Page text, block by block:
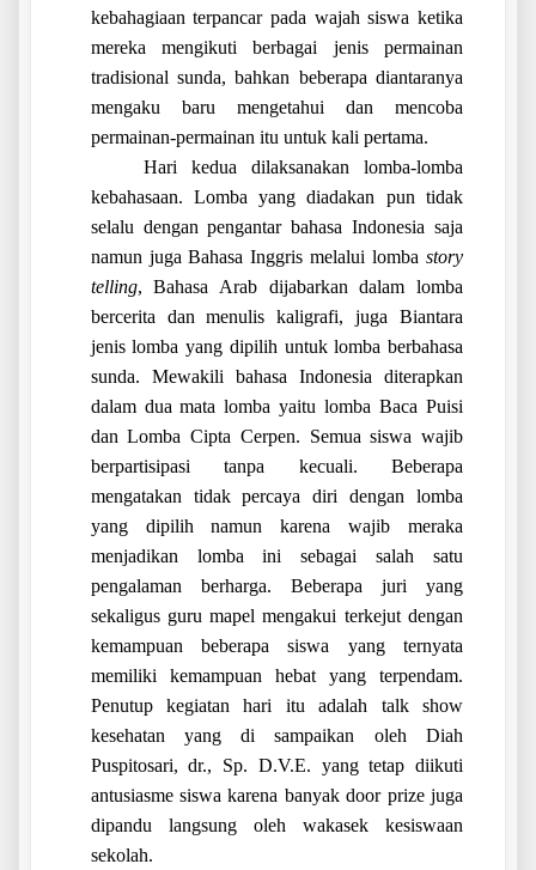
kebahagiaan terpancar pada wajah siswa ketika
mereka mengikuti berbagai jenis permainan
tradisional sunda, bahkan beberapa diantaranya
mengaku baru mengetahui dan mencoba
permainan-permainan itu untuk kali pertama.
Hari kedua dilaksanakan lomba-lomba
kebahasaan. Lomba yang diadakan pun tidak
selalu dengan pengantar bahasa Indonesia saja
namun juga Bahasa Inggris melalui lomba story
telling, Bahasa Arab dijabarkan dalam lomba
bercerita dan menulis kaligrafi, juga Biantara
jenis lomba yang dipilih untuk lomba berbahasa
sunda. Mewakili bahasa Indonesia diterapkan
dalam dua mata lomba yaitu lomba Baca Puisi
dan Lomba Cipta Cerpen. Semua siswa wajib
berpartisipasi tanpa kecuali. Beberapa
mengatakan tidak percaya diri dengan lomba
yang dipilih namun karena wajib meraka
menjadikan lomba ini sebagai salah satu
pengalaman berharga. Beberapa juri yang
sekaligus guru mapel mengakui terkejut dengan
kemampuan beberapa siswa yang ternyata
memiliki kemampuan hebat yang terpendam.
Penutup kegiatan hari itu adalah talk show
kesehatan yang di sampaikan oleh Diah
Puspitosari, dr., Sp. D.V.E. yang tetap diikuti
antusiasme siswa karena banyak door prize juga
dipandu langsung oleh wakasek kesiswaan
sekolah.